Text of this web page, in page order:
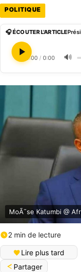
POLITIQUE
🎧 ÉCOUTER L'ARTICLE
0:00 / 0:00 🔊
MoÃ¯se Katumbi @
2 min de lecture
Lire plus tard
Partager